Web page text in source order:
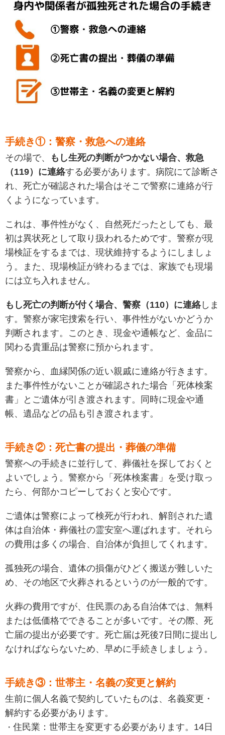
手続き①：警察・救急への連絡
その場で、
もし生死の判断がつかない場合、救急
（119）に連絡する必要があります。病院にて診断さ
れ、死亡が確認された場合はそこで警察に連絡が行
くようになっています。
これは、事件性がなく、自然死だったとしても、最
初は異状死として取り扱われるためです。警察が現
場検証をするまでは、現状維持するようにしましょ
う。また、現場検証が終わるまでは、家族でも現場
には立ち入れません。
もし死亡の判断が付く場合、警察（110）に連絡しま
す。警察が家宅捜索を行い、事件性がないかどうか
判断されます。このとき、現金や通帳など、金品に
関わる貴重品は警察に預かられます。
警察から、血縁関係の近い親戚に連絡が行きます。
また事件性がないことが確認された場合「死体検案
書」とご遺体が引き渡されます。同時に現金や通
帳、遺品などの品も引き渡されます。
手続き②：死亡書の提出・葬儀の準備
警察への手続きに並行して、葬儀社を探しておくと
よいでしょう。警察から「死体検案書」を受け取っ
たら、何部かコピーしておくと安心です。
ご遺体は警察によって検死が行われ、解剖された遺
体は自治体・葬儀社の霊安室へ運ばれます。それら
の費用は多くの場合、自治体が負担してくれます。
孤独死の場合、遺体の損傷がひどく搬送が難しいた
め、その地区で火葬されるというのが一般的です。
火葬の費用ですが、住民票のある自治体では、無料
または低価格でできることが多いです。その際、死
亡届の提出が必要です。死亡届は死後7日間に提出し
なければならないため、早めに手続きしましょう。
手続き③：世帯主・名義の変更と解約
生前に個人名義で契約していたものは、名義変更・
解約する必要があります。
住民業：世帯主を変更する必要があります。14日